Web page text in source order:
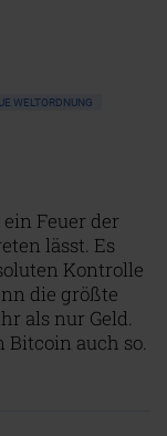
WELTORDNUNG
Feuer der
lässt. Es
Kontrolle
die größte
als nur Geld.
auch so.